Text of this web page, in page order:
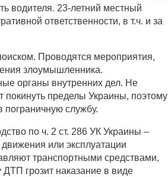
водителя. 23-летний местный
ответственности, в т.ч. и за
Проводятся мероприятия,
злоумышленника.
органы внутренних дел. Не
покинуть пределы Украины, поэтому
службу.
по ч. 2 ст. 286 УК Украины –
или эксплуатации
транспортными средствами,
грозит наказание в виде